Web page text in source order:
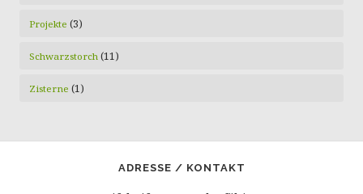
Projekte (3)
Schwarzstorch (11)
Zisterne (1)
ADRESSE / KONTAKT